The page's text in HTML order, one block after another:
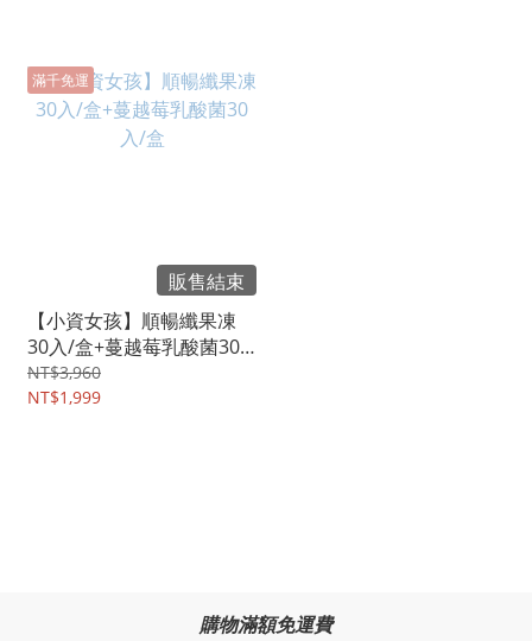
滿千免運
販售結束
【小資女孩】順暢纖果凍
30入/盒+蔓越莓乳酸菌30
入/盒
NT$3,960
NT$1,999
購物滿額免運費